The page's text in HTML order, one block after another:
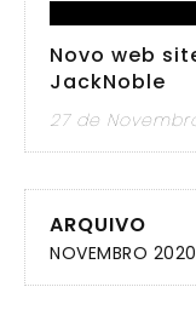
Novo web
JackNoble
27 de
ARQUIVO
NOVEMBRO 2020